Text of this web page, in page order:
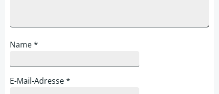
Name*
E-Mail-Adresse*